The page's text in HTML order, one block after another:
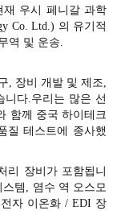
재 우시 페니갈 과학
Co. Ltd.) 의 유기적
역 및 운송.
, 장비 개발 및 제조,
니다.우리는 많은 선
함께 중국 하이테크
질 테스트에 종사했
리 장비가 포함됩니
템, 염수 역 오스모
자 이온화 / EDI 장